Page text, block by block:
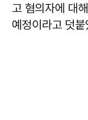
고 혐의자에 대
예정이라고 덧붙